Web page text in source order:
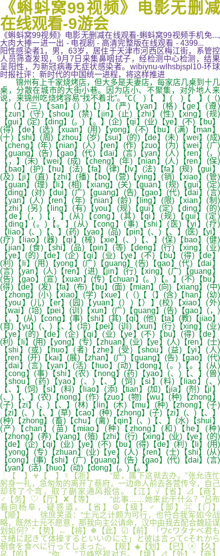
《蝌蚪窝99视频》电影无删减
在线观看-9游会
《蝌蚪窝99视频》电影无删减在线观看-蝌蚪窝99视频手机免...,
大肉大捧一进一出 - 电视剧 - 高清完整版在线观看 - 4399...
阳性感染者1，男，63岁，居住于天津市河西区梅江街，系管控
人员筛查发现，9月7日采集鼻咽拭子，经检测中心检测，结果
呈阳性，为新冠病毒无症状感染者。wibiynu-wlhsbjspl10-环球
时报社评：新时代的中国统一进程，将这样推进
锦州有上千家烧烤店，但大多是夫妻店，每家店几桌到十几
桌，分散在城市的大街小巷。因为店小、不聚集，对外地人来
说，来锦州吃烧烤容易“找不着北”。℃( )【 】( )【 】(（)
【（】(三)【san】(）)【）】(严)【yan】(格)【ge】(遵)
【zun】(守)【shou】(禁)【jin】(止)【zhi】(性)【xing】(规)
【gui】(定)【ding】(。)【。】(企)【qi】(业)【ye】(不)【bu】
(得)【de】(选)【xuan】(用)【yong】(不)【bu】(满)【man】
(十)【shi】(周)【zhou】(岁)【sui】(的)【de】(未)【wei】(成)
【cheng】(年)【nian】(人)【ren】(作)【zuo】(为)【wei】(广)
【guang】(告)【gao】(代)【dai】(言)【yan】(人)【ren】(，)
【，】(未)【wei】(成)【cheng】(年)【nian】(人)【ren】(保)
【bao】(护)【hu】(法)【fa】(律)【lv】(法)【fa】(规)【gui】
(及)【ji】(直)【zhi】(播)【bo】(营)【ying】(销)【xiao】(管)
【guan】(理)【li】(相)【xiang】(关)【guan】(规)【gui】(定)
【ding】(对)【dui】(广)【guang】(告)【gao】(代)【dai】(言)
【yan】(人)【ren】(年)【nian】(龄)【ling】(限)【xian】(制)
【zhi】(另)【ling】(有)【you】(规)【gui】(定)【ding】(的)
【de】(，)【，】(从)【cong】(其)【qi】(规)【gui】(定)
【ding】(。)【。】(从)【cong】(事)【shi】(医)【yi】(疗)
【liao】(、)【、】(药)【yao】(品)【pin】(、)【、】(医)【yi】
(疗)【liao】(器)【qi】(械)【xie】(、)【、】(保)【bao】(健)
【jian】(食)【shi】(品)【pin】(等)【deng】(行)【xing】(业)
【ye】(的)【de】(企)【qi】(业)【ye】(不)【bu】(得)【de】
(利)【li】(用)【yong】(广)【guang】(告)【gao】(代)【dai】
(言)【yan】(人)【ren】(进)【jin】(行)【xing】(广)【guang】
(告)【gao】(宣)【xuan】(传)【chuan】(。)【。】(不)【bu】
(得)【de】(发)【fa】(布)【bu】(面)【mian】(向)【xiang】(中)
【zhong】(小)【xiao】(学)【xue】(（)【（】(含)【han】(幼)
【you】(儿)【er】(园)【yuan】(）)【）】(校)【xiao】(外)
【wai】(培)【pei】(训)【xun】(广)【guang】(告)【gao】(，)
【，】(从)【cong】(事)【shi】(其)【qi】(他)【ta】(教)【jiao】
(育)【yu】(、)【、】(培)【pei】(训)【xun】(行)【xing】(业)
【ye】(的)【de】(企)【qi】(业)【ye】(不)【bu】(得)【de】
(利)【li】(用)【yong】(专)【zhuan】(业)【ye】(人)【ren】(士)
【shi】(或)【huo】(者)【zhe】(受)【shou】(益)【yi】(人)
【ren】(开)【kai】(展)【zhan】(广)【guang】(告)【gao】(代)
【dai】(言)【yan】(活)【huo】(动)【dong】(。)【。】(从)
【cong】(事)【shi】(农)【nong】(药)【yao】(、)【、】(兽)
【shou】(药)【yao】(、)【、】(饲)【si】(料)【liao】(、)
【、】(饲)【si】(料)【liao】(添)【tian】(加)【jia】(剂)【ji】
(、)【、】(农)【nong】(作)【zuo】(物)【wu】(种)【zhong】
(子)【zi】(、)【、】(林)【lin】(木)【mu】(种)【zhong】(子)
【zi】(、)【、】(草)【cao】(种)【zhong】(子)【zi】(、)【、】
(种)【zhong】(畜)【chu】(禽)【qin】(、)【、】(水)【shui】
(产)【chan】(苗)【miao】(种)【zhong】(和)【he】(种)
【zhong】(养)【yang】(殖)【zhi】(行)【xing】(业)【ye】(的)
【de】(企)【qi】(业)【ye】(不)【bu】(得)【de】(利)【li】(用)
【yong】(专)【zhuan】(业)【ye】(人)【ren】(士)【shi】(从)
【cong】(事)【shi】(广)【guang】(告)【gao】(代)【dai】(言)
【yan】(活)【huo】(动)【dong】(。)【。】
┆【 】☣【 】☿【浙】 “是，属下这就去办。”张允连忙
躬身一礼，急匆匆的离开了蔡府，一边命人前去各营传令，自己
却转了个弯，取了蒯家通风报信。【江】√【省】⊿【商】
♂【务】♡【厅】✘【等】 “此事……她来此干什么？”吕布
看向杨阜，疑惑道。【省】☮【级】♂【部】⌘【门】
【顺】 徐庶笑道：“士元之计颇为可行，也符合我军如今战
略，既然士元不愿意，那我向主公请命，汉中由我去配合魏延谋
划如何？”【势】←【将】❅【此】☑【前】「ワcワタナベ君も
さ緒に起きて体操するといいのにさ」と彼は言ってcそれから
朝食を食べに行ってしまった。【规】◈【划】【已】ⓐ【久】
유【的】 “你……”卫峥怒视对方。【境】⊿【外】°【商】